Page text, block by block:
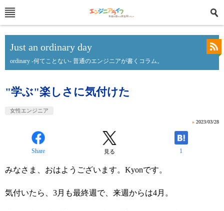
Just an ordinary day
ordinary -何てことない- 普通のエンジニアが書くコラム。
"学ぶ"楽しさに気付けた
女性エンジニア
» 2023/03/28
Share 見る 1
みなさま、おはようございます。Kyonです。
気付いたら、3月も最終週で、来週からは4月。